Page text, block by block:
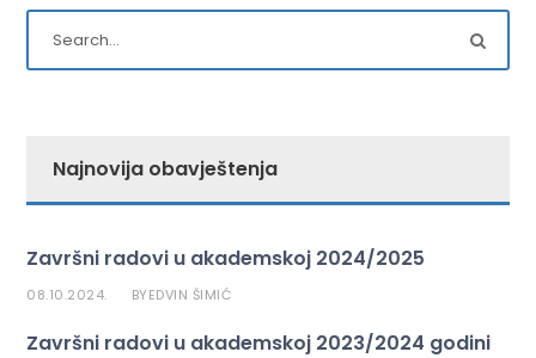
Najnovija obavještenja
Završni radovi u akademskoj 2024/2025
08.10.2024. BYEDVIN ŠIMIĆ
Završni radovi u akademskoj 2023/2024 godini